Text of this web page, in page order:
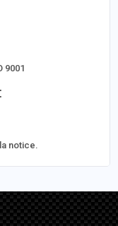
9001
notice.